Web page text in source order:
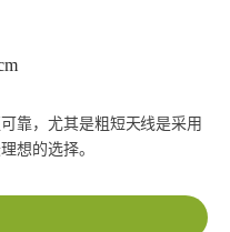
靠，尤其是粗短天线是采用
想的选择。